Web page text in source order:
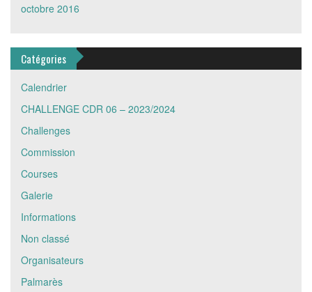
octobre 2016
Catégories
Calendrier
CHALLENGE CDR 06 – 2023/2024
Challenges
Commission
Courses
Galerie
Informations
Non classé
Organisateurs
Palmarès